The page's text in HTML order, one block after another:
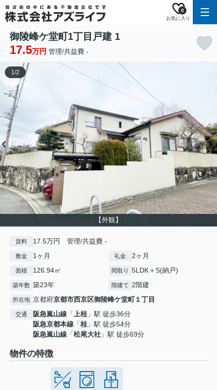
お気に入り
0
御陵峰ケ堂町1丁目戸建 1
17.5万円 管理/共益費 -
【外観】
1/2
賃料 17.5万円 管理/共益費 -
敷金 1ヶ月 礼金 2ヶ月
面積 126.94㎡ 間取り 5LDK＋S(納戸)
築年数 築23年 階建て 2階建
所在地 京都府京都市西京区御陵峰ケ堂町１丁目
交通 阪急嵐山線 「上桂 」駅 徒歩36分
阪急京都本線 「桂 」駅 徒歩54分
阪急嵐山線 「松尾大社 」駅 徒歩69分
物件の特徴